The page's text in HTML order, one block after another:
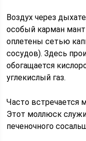
Воздух через
особый карман
оплетены сетью
сосудов). Здесь
обогащается
углекислый газ.
Часто встречается
Этот моллюск
печеночного